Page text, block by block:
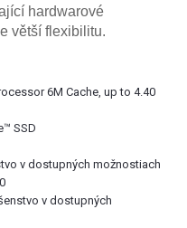
hardwarové
větší flexibilitu.
6M Cache, up to 4.40
SSD
v dostupných možnostiach
v dostupných